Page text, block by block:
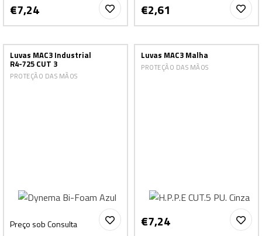
€7,24 €2,61
Luvas MAC3 Industrial
R4-725 CUT 3
PROTEÇÃO DAS MÃOS
Preço sob Consulta
Luvas MAC3 Malha
PROTEÇÃO DAS MÃOS
€7,24